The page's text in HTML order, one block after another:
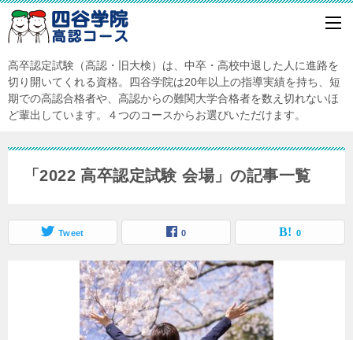
高卒認定試験（高認・旧大検）は、中卒・高校中退した人に進路を
切り開いてくれる資格。四谷学院は20年以上の指導実績を持ち、短
期での高認合格者や、高認からの難関大学合格者を数え切れないほ
ど輩出しています。４つのコースからお選びいただけます。
「2022 高卒認定試験 会場」の記事一覧
Tweet 0 0